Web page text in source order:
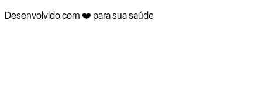
Desenvolvido com ❤️ para sua saúde